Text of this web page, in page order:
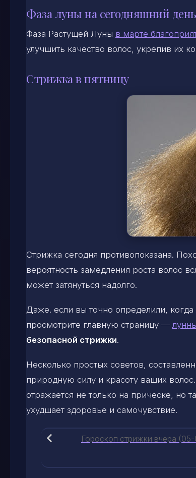
Фаза луны на сегодняшний
Фаза Растущей Луны в марте
улучшить качество волос, укрепив их
Стрижка в пятницу
Стрижка сегодня противопоказана.
вероятность замедления роста волос
может затянуться надолго.
Даже. если вы точно определили,
просмотрите главную страницу —
безопасной стрижки.
Несколько простых советов,
природную силу и красоту ваших
отражается не только на прическе, но
ухудшает здоровье и самочувствие.
Гороскоп стрижки вчера